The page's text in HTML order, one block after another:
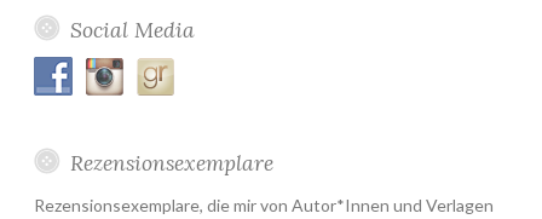
Social Media
Rezensionsexemplare
Rezensionsexemplare, die mir von Autor*Innen und Verlagen